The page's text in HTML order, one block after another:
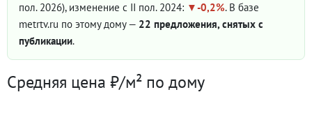
пол. 2026), изменение с II пол. 2024: -0,2%. В базе
metrtv.ru по этому дому — 22 предложения, снятых с
публикации.
Средняя цена ₽/м² по дому